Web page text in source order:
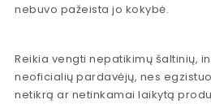
nebuvo pažeista jo kokybė.
Reikia vengti nepatikimų šaltinių,
neoficialių pardavėjų, nes
netikrą ar netinkamai laikytą